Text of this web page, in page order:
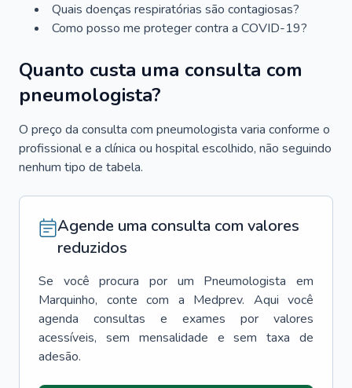
Quais doenças respiratórias são contagiosas?
Como posso me proteger contra a COVID-19?
Quanto custa uma consulta com
pneumologista?
O preço da consulta com pneumologista varia conforme o
profissional e a clínica ou hospital escolhido, não seguindo
nenhum tipo de tabela.
Agende uma consulta com valores
reduzidos
Se você procura por um Pneumologista
em
Marquinho, conte com a Medprev. Aqui você
agenda consultas e exames por valores
acessíveis, sem mensalidade e sem taxa de
adesão.